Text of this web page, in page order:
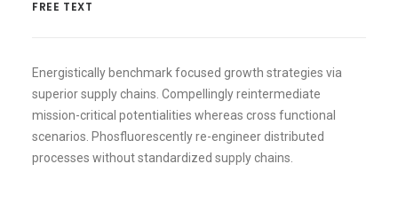
FREE TEXT
Energistically benchmark focused growth strategies via
superior supply chains. Compellingly reintermediate
mission-critical potentialities whereas cross functional
scenarios. Phosfluorescently re-engineer distributed
processes without standardized supply chains.